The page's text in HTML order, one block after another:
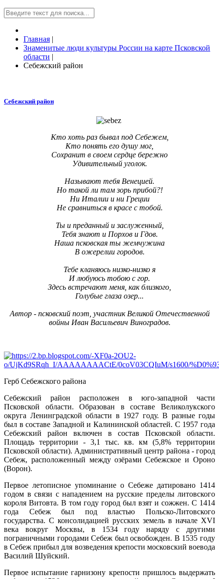
Главная |
Знаменитые люди культуры России на карте Псковской
области |
Себежский район
Себежский район
Кто хоть раз бывал под Себежем,
Кто понять его душу мог,
Сохранит в своем сердце бережно
Удивительный уголок.
Называют тебя Венецией.
Но такой ли там зорь прибой?!
Ни Италии и ни Греции
Не сравниться в красе с тобой.
Ты и преданный и заслуженный,
Тебя знают и Порхов и Гдов.
Наша псковская ты жемчужина
В ожерелиигородов.
Тебе кланяюсь низко-низко я
И любуюсь тобою с гор.
Здесь встречают меня, как близкого,
Голубые глаза озер...
Автор - псковский поэт, участник Великой Отечественной
войны Иван Васильевич Виноградов.
Герб Себежского района
Себежский район расположен в юго-западной части
Псковской области. Образован в составе Великолукского
округа Ленинградской области в 1927 году. В разные годы
был в составе Западной и Калининской областей. С 1957 года
Себежский район включен в состав Псковской области.
Площадь территории - 3,1 тыс. кв. км (5,8% территории
Псковской области). Административный центр района - город
Себеж, расположенный между озёрамиСебежское иОроно
(Ворон).
Первое летописное упоминание о Себеже датировано 1414
годом в связи с нападением на русские пределы литовского
короля Витовта. В том году город был взят и сожжен. С 1414
года Себеж был под властью Польско-Литовского
государства. С консолидацией русских земель в начале XVI
века вокруг Москвы, в 1534 году наряду с другими
пограничными городами Себеж был освобожден. В 1535 году
в Себеж прибыл для возведения крепости московский воевода
Василий Шуйский.
Первое испытание гарнизону крепости пришлось выдержать